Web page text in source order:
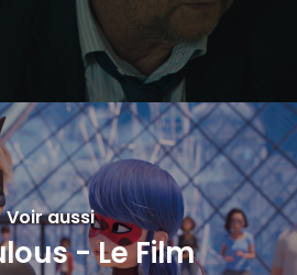
Voir aussi
- Le Film